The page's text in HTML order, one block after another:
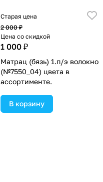
Старая цена
2 000 ₽
Цена со скидкой
1 000 ₽
Матрац (бязь) 1.п/э волокно
(№7550_04) цвета в
ассортименте.
В корзину